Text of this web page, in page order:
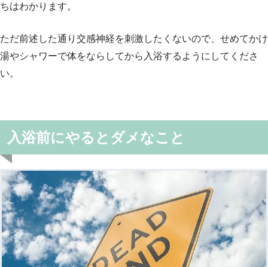
ちはわかります。
ただ前述した通り交感神経を刺激したくないので、せめてかけ
湯やシャワーで体をならしてから入浴するようにしてくださ
い。
入浴前にやるとダメなこと